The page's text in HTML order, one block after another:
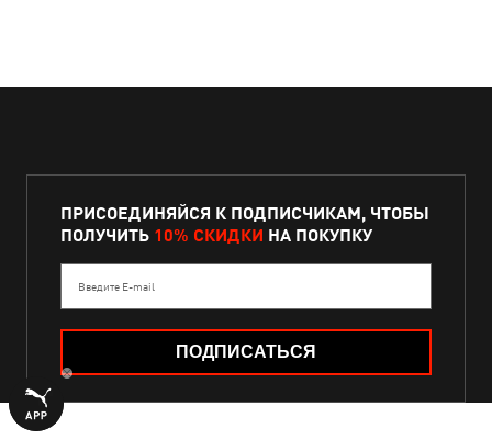
ПРИСОЕДИНЯЙСЯ К ПОДПИСЧИКАМ, ЧТОБЫ
ПОЛУЧИТЬ 10% СКИДКИ НА ПОКУПКУ
Введите E-mail
ПОДПИСАТЬСЯ